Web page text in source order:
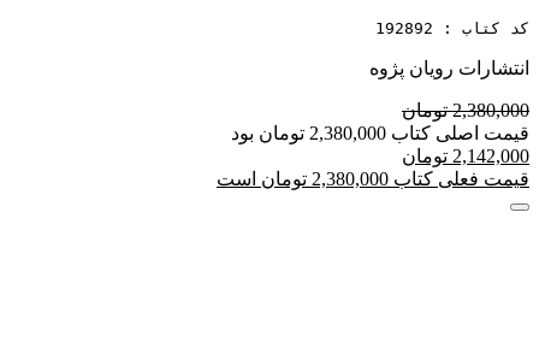
کد کتاب : 192892
انتشارات رویان پژوه
2,380,000 تومان
قیمت اصلی کتاب 2,380,000 تومان بود
2,142,000 تومان
قیمت فعلی کتاب 2,380,000 تومان است